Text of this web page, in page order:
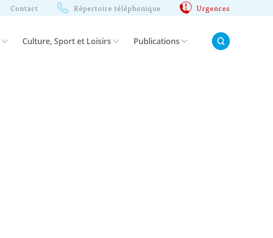
Contact Répertoire téléphonique Urgences
Culture, Sport et Loisirs Publications Rechercher: